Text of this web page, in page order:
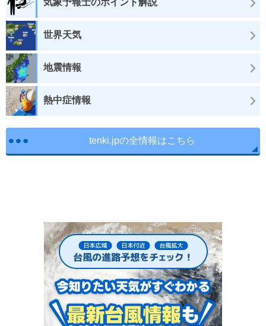
世界天気
地震情報
熱中症情報
tenki.jpの全情報はこちら